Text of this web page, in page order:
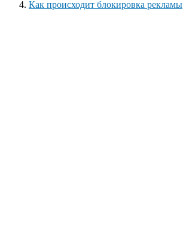
Как происходит блокировка рекламы